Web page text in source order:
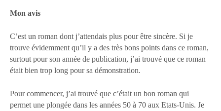
Mon avis
C’est un roman dont j’attendais plus pour être sincère. Si je
trouve évidemment qu’il y a des très bons points dans ce roman,
surtout pour son année de publication, j’ai trouvé que ce roman
était bien trop long pour sa démonstration.
Pour commencer, j’ai trouvé que c’était un bon roman qui
permet une plongée dans les années 50 à 70 aux Etats-Unis. Je